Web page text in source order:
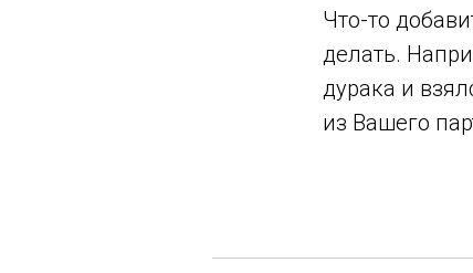
Что-то
делать.
дурака и
из Вашего